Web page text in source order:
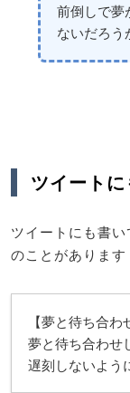
前倒しで
ないだろう
ツイートに
ツイートにも書
のことがあります
【夢と待ち合わ
夢と待ち合わせ
遅刻しないよう